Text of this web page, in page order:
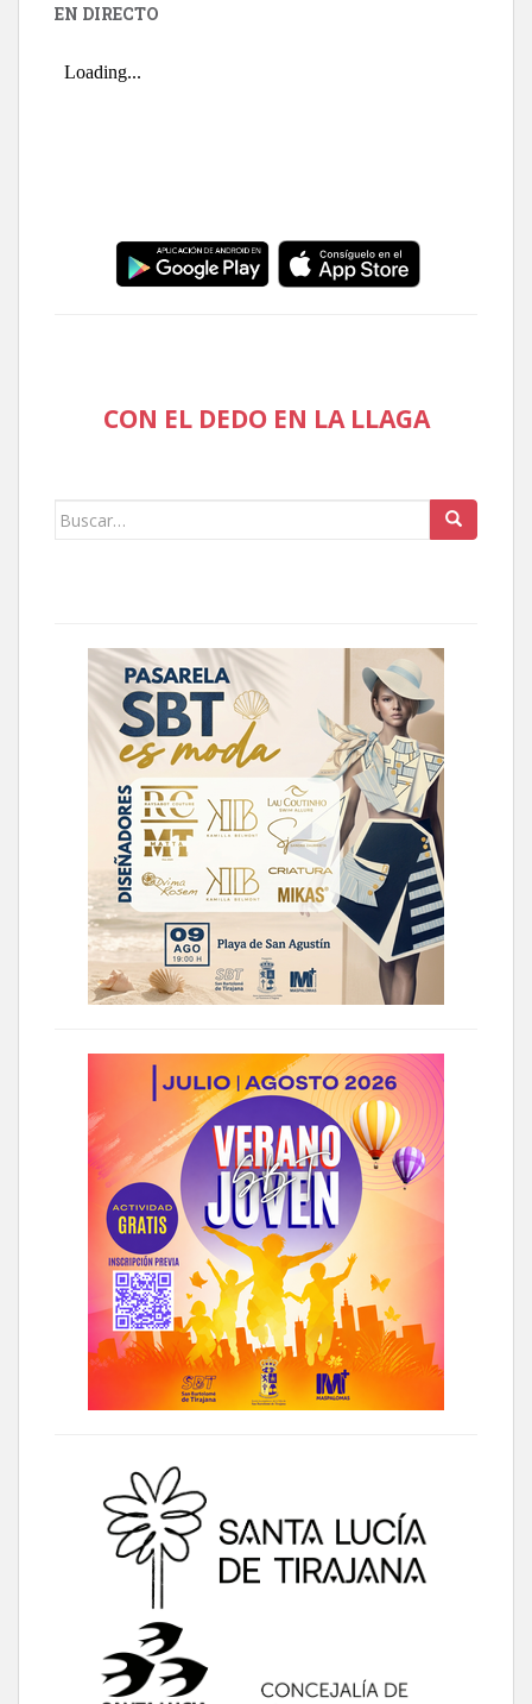
EN DIRECTO
CON EL DEDO EN LA LLAGA
Buscar: